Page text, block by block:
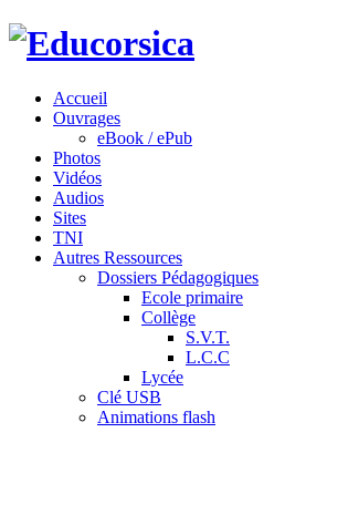
Accueil
Ouvrages
eBook / ePub
Photos
Vidéos
Audios
Sites
TNI
Autres Ressources
Dossiers Pédagogiques
Ecole primaire
Collège
S.V.T.
L.C.C
Lycée
Clé USB
Animations flash